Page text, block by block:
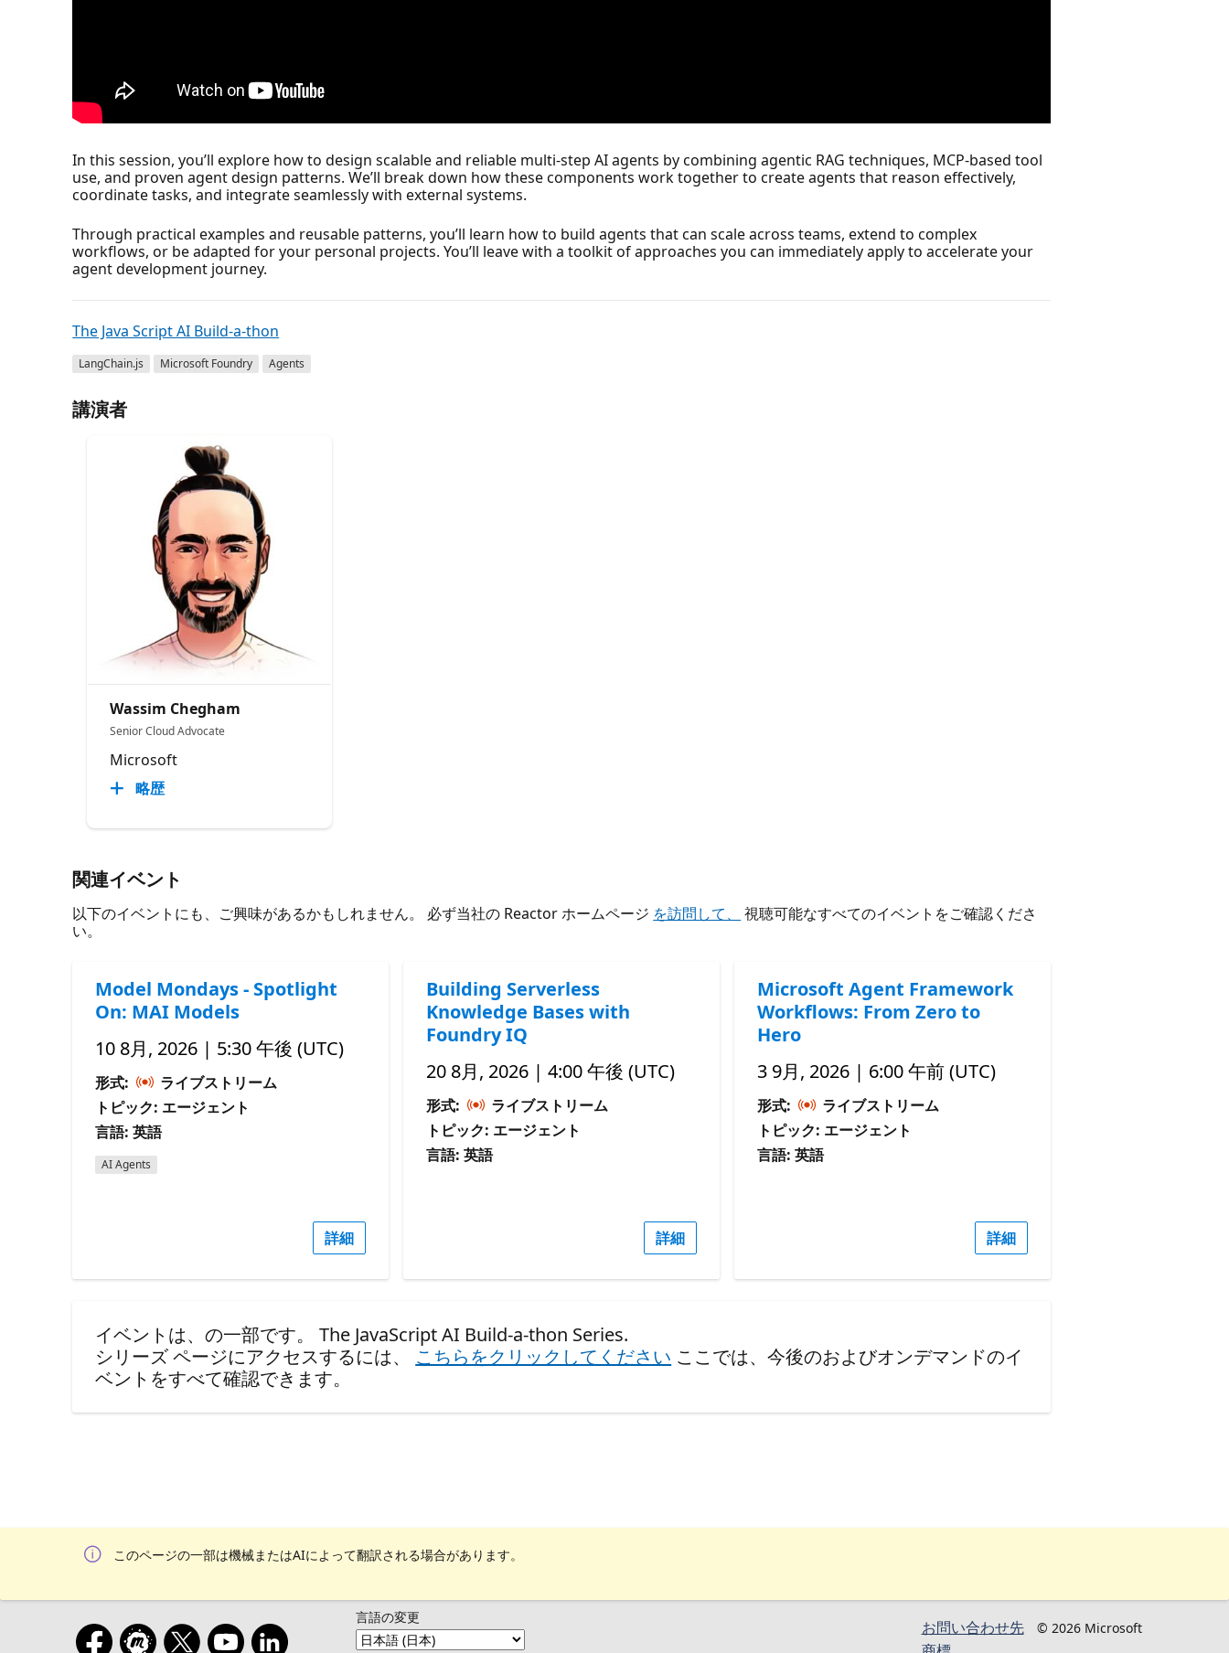
In this session, you’ll explore how to design scalable and reliable multi‑step AI agents by combining agentic RAG techniques, MCP‑based tool
use, and proven agent design patterns. We’ll break down how these components work together to create agents that reason effectively,
coordinate tasks, and integrate seamlessly with external systems.
Through practical examples and reusable patterns, you’ll learn how to build agents that can scale across teams, extend to complex
workflows, or be adapted for your personal projects. You’ll leave with a toolkit of approaches you can immediately apply to accelerate your
agent development journey.
The Java Script AI Build-a-thon
LangChain.js Microsoft Foundry Agents
講演者
Wassim Chegham
Senior Cloud Advocate
Microsoft
略歴
関連イベント
以下のイベントにも、ご興味があるかもしれません。 必ず当社の Reactor ホームページ を訪問して、
視聴可能なすべてのイベントをご確認くださ
い。
Model Mondays - Spotlight
On: MAI Models
10 8月, 2026 | 5:30 午後 (UTC)
形式:
ライブストリーム
トピック: エージェント
言語: 英語
AI Agents
詳細
Building Serverless
Knowledge Bases with
Foundry IQ
20 8月, 2026 | 4:00 午後 (UTC)
形式:
ライブストリーム
トピック: エージェント
言語: 英語
詳細
Microsoft Agent Framework
Workflows: From Zero to
Hero
3 9月, 2026 | 6:00 午前 (UTC)
形式:
ライブストリーム
トピック: エージェント
言語: 英語
詳細
イベントは、の一部です。 The JavaScript AI Build-a-thon Series.
シリーズ ページにアクセスするには、 こちらをクリックしてください ここでは、今後のおよびオンデマンドのイ
ベントをすべて確認できます。
このページの一部は機械またはAIによって翻訳される場合があります。
言語の変更
お問い合わせ先
© 2026 Microsoft